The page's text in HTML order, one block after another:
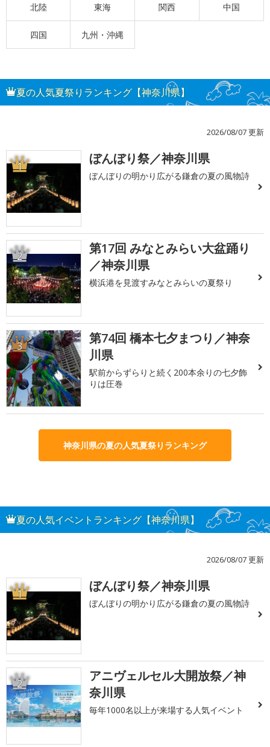
北陸 東海 関西 中国
四国 九州・沖縄
夏の人気夏祭りランキング【神奈川県】
2026/08/07 更新
1 ぼんぼり祭／神奈川県
ぼんぼりの明かり広がる鎌倉の夏の風物詩
2
第17回 みなとみらい大盆踊り
／神奈川県
横浜港を見渡すみなとみらいの夏祭り
3
第74回 橋本七夕まつり／神奈
川県
駅前からずらりと続く200本余りの七夕飾
りは圧巻
神奈川県の夏の人気夏祭りランキング
夏の人気イベントランキング【神奈川県】
2026/08/07 更新
1 ぼんぼり祭／神奈川県
ぼんぼりの明かり広がる鎌倉の夏の風物詩
2
アニヴェルセル大開放祭／神
奈川県
毎年1000名以上が来場する人気イベント